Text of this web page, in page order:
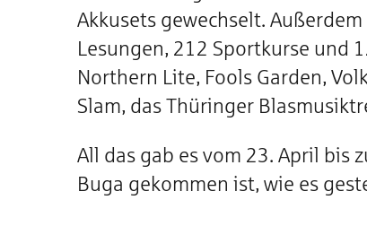
Akkusets gewechselt.
Lesungen, 212 Sportkurse und
Northern Lite, Fools Garden,
Slam, das Thüringer
All das gab es vom 23. April bis
Buga gekommen ist, wie es